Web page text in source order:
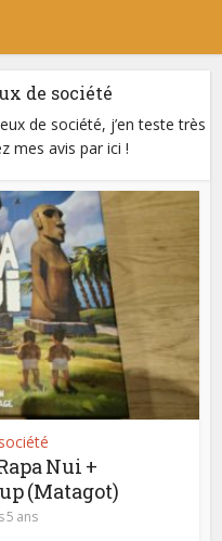
de société
de société, j’en teste très
mes avis par ici !
Nui +
(Matagot)
5 ans